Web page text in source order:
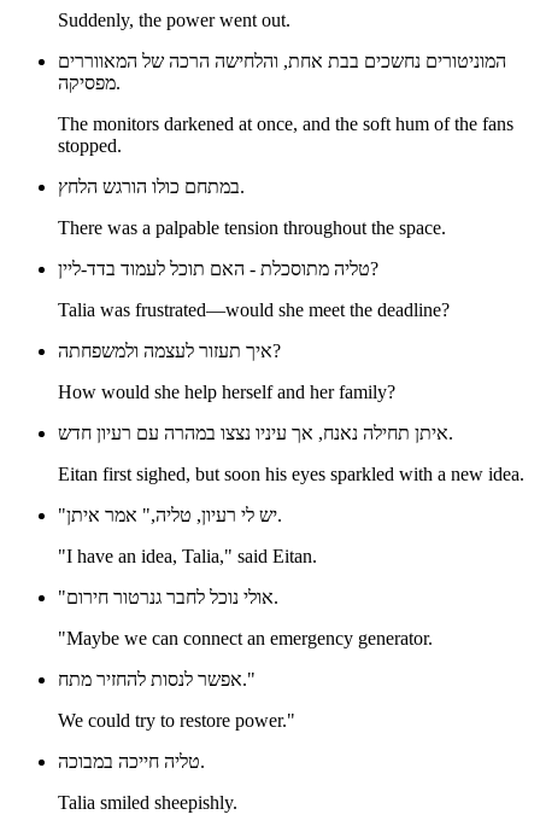
Suddenly, the power went out.
המוניטורים נחשכים בבת אחת, והלחישה הרכה של המאווררים
מפסיקה.
The monitors darkened at once, and the soft hum of the fans
stopped.
במתחם כולו הורגש הלחץ.
There was a palpable tension throughout the space.
טליה מתוסכלת - האם תוכל לעמוד בדד-ליין?
Talia was frustrated—would she meet the deadline?
איך תעזור לעצמה ולמשפחתה?
How would she help herself and her family?
איתן תחילה נאנח, אך עיניו נצצו במהרה עם רעיון חדש.
Eitan first sighed, but soon his eyes sparkled with a new idea.
"יש לי רעיון, טליה," אמר איתן.
"I have an idea, Talia," said Eitan.
"אולי נוכל לחבר גנרטור חירום.
"Maybe we can connect an emergency generator.
אפשר לנסות להחזיר מתח."
We could try to restore power."
טליה חייכה במבוכה.
Talia smiled sheepishly.